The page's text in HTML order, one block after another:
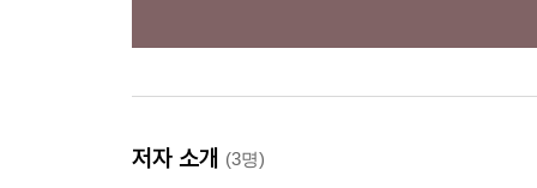
저자 소개 (3명)